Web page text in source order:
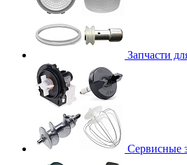
Запчасти
Сервисные